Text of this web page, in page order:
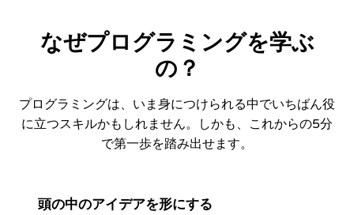
なぜプログラミングを学ぶ
の？
プログラミングは、いま身につけられる中でいちばん役
に立つスキルかもしれません。しかも、これからの5分
で第一歩を踏み出せます。
頭の中のアイデアを形にする